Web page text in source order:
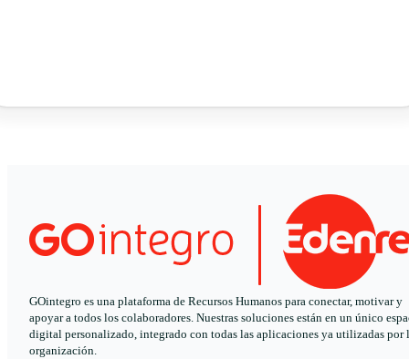
GOintegro es una plataforma de Recursos Humanos para conectar, motivar y
apoyar a todos los colaboradores. Nuestras soluciones están en un único
digital personalizado, integrado con todas las aplicaciones ya utilizadas por
organización.